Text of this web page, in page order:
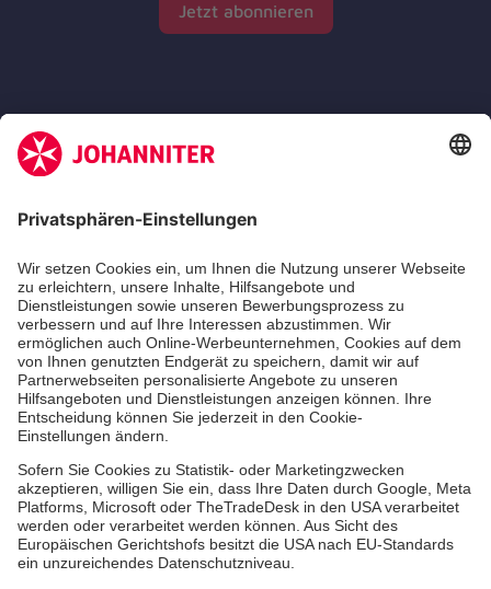
Jetzt abonnieren
des Deutschen Spendenrats e.V.
Dienste & Leistungen
Mitarbeiten & Lernen
Spenden & Stiften